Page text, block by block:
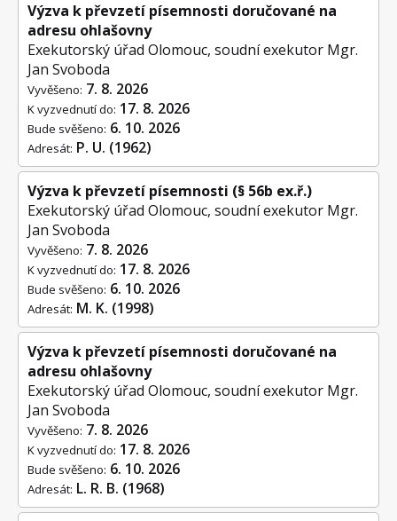
Výzva k převzetí písemnosti doručované na
adresu ohlašovny
Exekutorský úřad Olomouc, soudní exekutor Mgr.
Jan Svoboda
Vyvěšeno: 7. 8. 2026
Adresát: P. U. (1962)
K vyzvednutí do: 17. 8. 2026
Bude svěšeno: 6. 10. 2026
Výzva k převzetí písemnosti (§ 56b ex.ř.)
Exekutorský úřad Olomouc, soudní exekutor Mgr.
Jan Svoboda
Vyvěšeno: 7. 8. 2026
Adresát: M. K. (1998)
K vyzvednutí do: 17. 8. 2026
Bude svěšeno: 6. 10. 2026
Výzva k převzetí písemnosti doručované na
adresu ohlašovny
Exekutorský úřad Olomouc, soudní exekutor Mgr.
Jan Svoboda
Vyvěšeno: 7. 8. 2026
Adresát: L. R. B. (1968)
K vyzvednutí do: 17. 8. 2026
Bude svěšeno: 6. 10. 2026